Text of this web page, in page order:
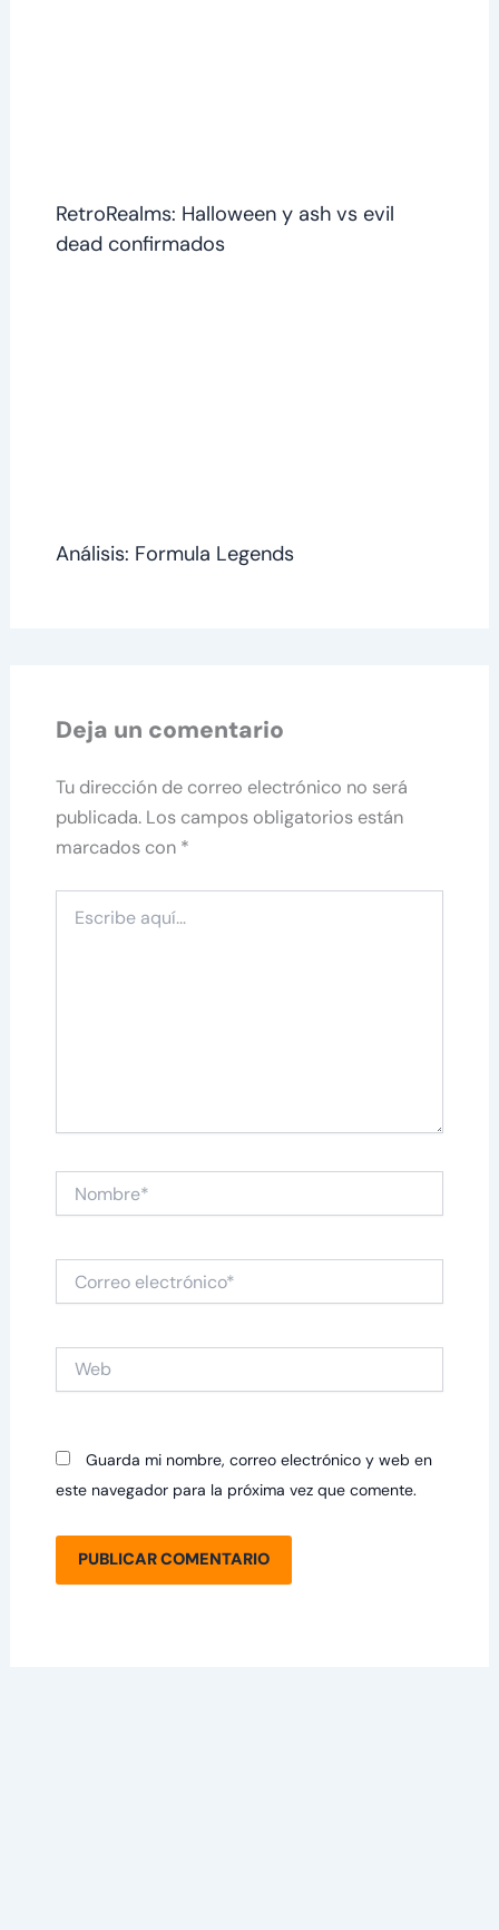
RetroRealms: Halloween y ash vs evil
dead confirmados
Análisis: Formula Legends
Deja un comentario
Tu dirección de correo electrónico no será
publicada. Los campos obligatorios están
marcados con *
aquí...
electrónico*
Guarda mi nombre, correo electrónico y web en
este navegador para la próxima vez que comente.